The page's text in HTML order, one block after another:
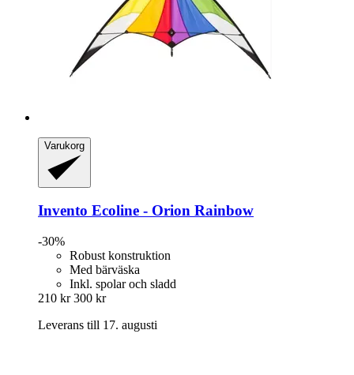
Varukorg
Invento Ecoline -​ Orion Rainbow
-30%
Robust konstruktion
Med bärväska
Inkl. spolar och sladd
210 kr 300 kr
Leverans till 17. augusti